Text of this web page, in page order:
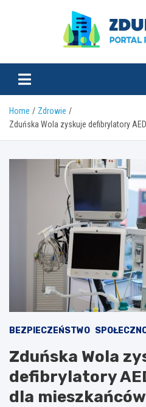
Home
Zdrowie
Zduńska Wola zyskuje defibrylatory
BEZPIECZEŃSTWO
Zduńska Wola
defibrylatory
dla